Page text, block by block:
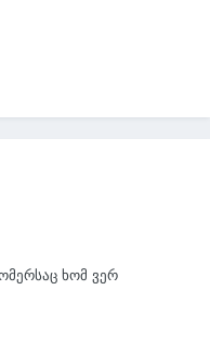
ხომ ვერ